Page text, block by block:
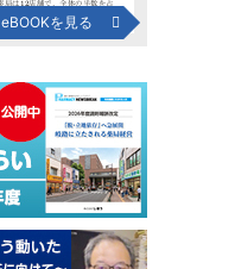
eBOOKを見る